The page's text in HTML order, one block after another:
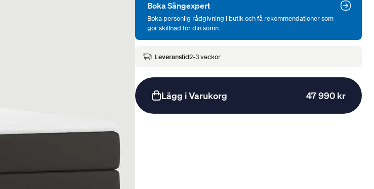
Boka Sängexpert
Boka personlig rådgivning i butik och få rekommendationer som
gör skillnad för din sömn.
Leveranstid2-3 veckor
Lägg i Varukorg 47 990 kr